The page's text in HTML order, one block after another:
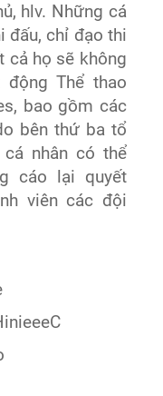
hlv. Những cá
đấu, chỉ đạo thi
cả họ sẽ không
Thể thao
bao gồm các
bên thứ ba tổ
nhân có thể
cáo lại quyết
viên các đội